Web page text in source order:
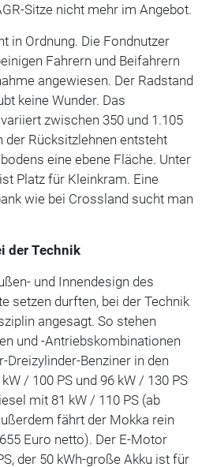
Sitze nicht mehr im Angebot.
in Ordnung. Die Fondnutzer
Fahrern und Beifahrern
angewiesen. Der Radstand
keine Wunder. Das
zwischen 350 und 1.105
der Rücksitzlehnen entsteht
eine ebene Fläche. Unter
Platz für Kleinkram. Eine
wie bei Crossland sucht man
der Technik
und Innendesign des
setzen durften, bei der Technik
angesagt. So stehen
und -Antriebskombinationen
Dreizylinder-Benziner in den
/ 100 PS und 96 kW / 130 PS
mit 81 kW / 110 PS (ab
fährt der Mokka rein
Euro netto). Der E-Motor
der 50 kWh-große Akku ist für